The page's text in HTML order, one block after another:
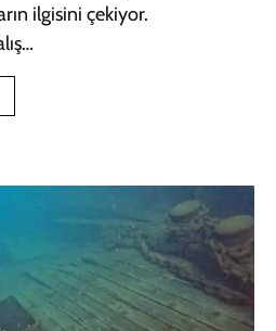
ilgisini çekiyor.